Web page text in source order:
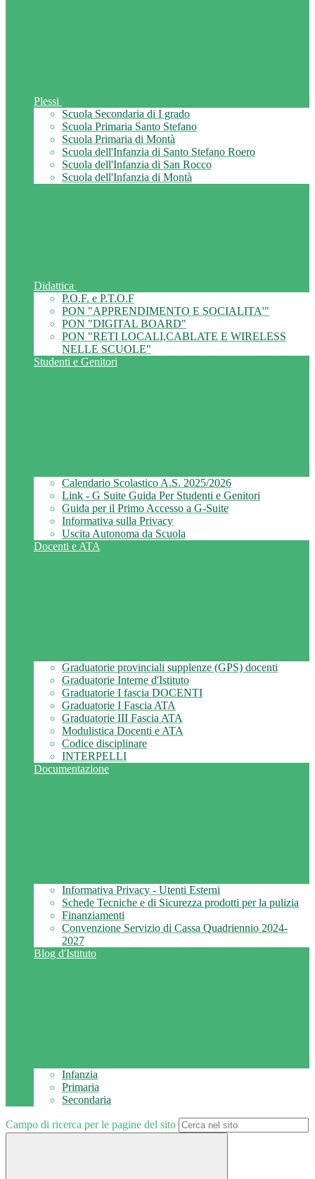
Plessi
Scuola Secondaria di I grado
Scuola Primaria Santo Stefano
Scuola Primaria di Montà
Scuola dell'Infanzia di Santo Stefano Roero
Scuola dell'Infanzia di San Rocco
Scuola dell'Infanzia di Montà
Didattica
P.O.F. e P.T.O.F
PON "APPRENDIMENTO E SOCIALITA'"
PON "DIGITAL BOARD"
PON "RETI LOCALI,CABLATE E WIRELESS
NELLE SCUOLE"
Studenti e Genitori
Calendario Scolastico A.S. 2025/2026
Link - G Suite Guida Per Studenti e Genitori
Guida per il Primo Accesso a G-Suite
Informativa sulla Privacy
Uscita Autonoma da Scuola
Docenti e ATA
Graduatorie provinciali supplenze (GPS) docenti
Graduatorie Interne d'Istituto
Graduatorie I fascia DOCENTI
Graduatorie I Fascia ATA
Graduatorie III Fascia ATA
Modulistica Docenti e ATA
Codice disciplinare
INTERPELLI
Documentazione
Informativa Privacy - Utenti Esterni
Schede Tecniche e di Sicurezza prodotti per la pulizia
Finanziamenti
Convenzione Servizio di Cassa Quadriennio 2024-
2027
Blog d'Istituto
Infanzia
Primaria
Secondaria
Campo di ricerca per le pagine del sito